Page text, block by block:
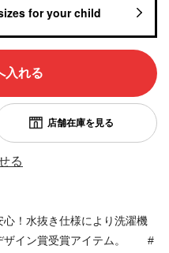
る
！水抜き仕様により洗濯機
ザイン賞受賞アイテム。 #
for your child